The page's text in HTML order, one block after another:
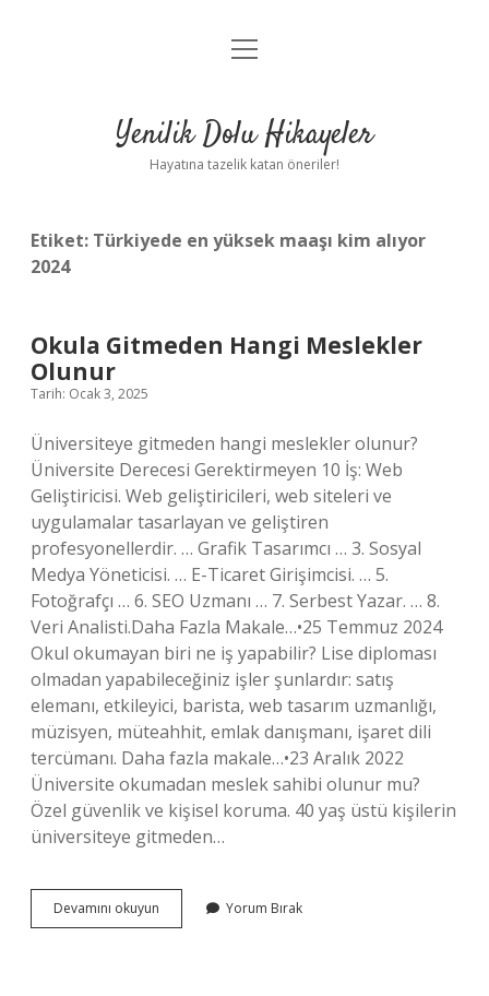
Anasayfa
Yasal Uyarı
menüyü
Yenilik Dolu Hikayeler
Hayatına tazelik katan öneriler!
Etiket: Türkiyede en yüksek maaşı kim alıyor
2024
Okula Gitmeden Hangi Meslekler
Olunur
Tarih: Ocak 3, 2025
Üniversiteye gitmeden hangi meslekler olunur?
Üniversite Derecesi Gerektirmeyen 10 İş: Web
Geliştiricisi. Web geliştiricileri, web siteleri ve
uygulamalar tasarlayan ve geliştiren
profesyonellerdir. … Grafik Tasarımcı … 3. Sosyal
Medya Yöneticisi. … E-Ticaret Girişimcisi. … 5.
Fotoğrafçı … 6. SEO Uzmanı … 7. Serbest Yazar. … 8.
Veri Analisti.Daha Fazla Makale…•25 Temmuz 2024
Okul okumayan biri ne iş yapabilir? Lise diploması
olmadan yapabileceğiniz işler şunlardır: satış
elemanı, etkileyici, barista, web tasarım uzmanlığı,
müzisyen, müteahhit, emlak danışmanı, işaret dili
tercümanı. Daha fazla makale…•23 Aralık 2022
Üniversite okumadan meslek sahibi olunur mu?
Özel güvenlik ve kişisel koruma. 40 yaş üstü kişilerin
üniversiteye gitmeden…
Devamını okuyun
Gitmeden
Yorum Bırak